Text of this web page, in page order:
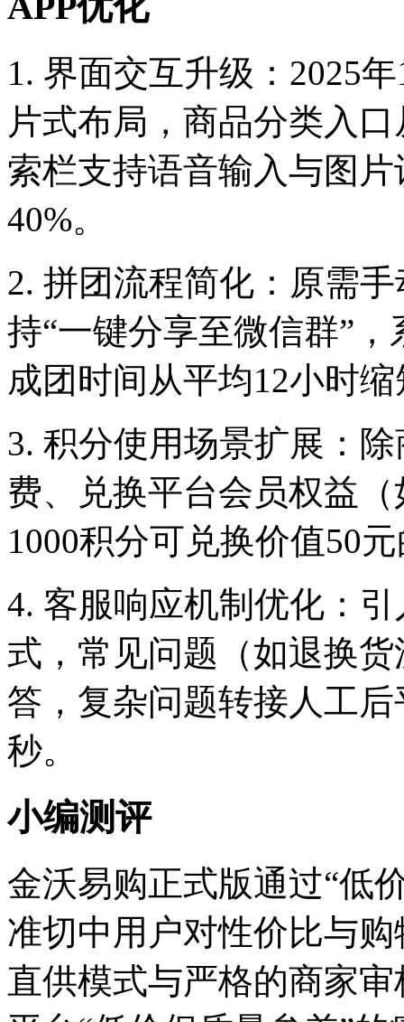
1. 界面交互升级：2025
片式布局，商品分类入
索栏支持语音输入与图
40%。
2. 拼团流程简化：原需
持“一键分享至微信群”
成团时间从平均12小时
3. 积分使用场景扩展：
费、兑换平台会员权益
1000积分可兑换价值50
4. 客服响应机制优化：
式，常见问题（如退换
答，复杂问题转接人工
秒。
小编测评
金沃易购正式版通过“低
准切中用户对性价比与
直供模式与严格的商家